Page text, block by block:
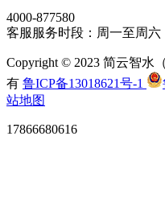
4000-877580
客服服务时段：周一至周六
Copyright © 2023 简云智水
有 鲁ICP备13018621号-1
站地图
17866680616